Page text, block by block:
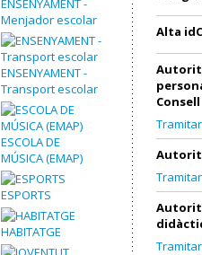
ENSENYAMENT -
Menjador escolar
ENSENYAMENT -
Transport escolar
ESCOLA DE
MÚSICA (EMAP)
ESPORTS
HABITATGE
Alta